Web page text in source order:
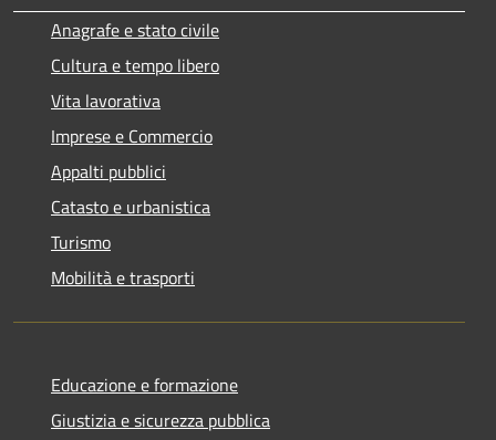
Anagrafe e stato civile
Cultura e tempo libero
Vita lavorativa
Imprese e Commercio
Appalti pubblici
Catasto e urbanistica
Turismo
Mobilità e trasporti
Educazione e formazione
Giustizia e sicurezza pubblica